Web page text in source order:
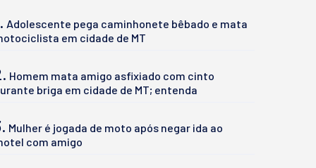
Adolescente pega caminhonete bêbado e mata
em cidade de MT
Homem mata amigo asfixiado com cinto
briga em cidade de MT; entenda
Mulher é jogada de moto após negar ida ao
com amigo